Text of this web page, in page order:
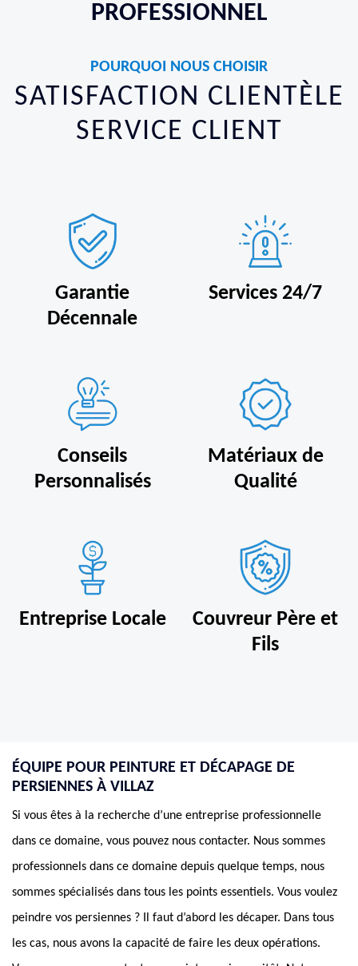
PROFESSIONNEL
POURQUOI NOUS CHOISIR
SATISFACTION CLIENTÈLE
SERVICE CLIENT
Garantie
Décennale
Services 24/7
Conseils
Personnalisés
Matériaux de
Qualité
Entreprise Locale
Couvreur Père et
Fils
ÉQUIPE POUR PEINTURE ET DÉCAPAGE DE
PERSIENNES À VILLAZ
Si vous êtes à la recherche d’une entreprise professionnelle
dans ce domaine, vous pouvez nous contacter. Nous sommes
professionnels dans ce domaine depuis quelque temps, nous
sommes spécialisés dans tous les points essentiels. Vous voulez
peindre vos persiennes ? Il faut d’abord les décaper. Dans tous
les cas, nous avons la capacité de faire les deux opérations.